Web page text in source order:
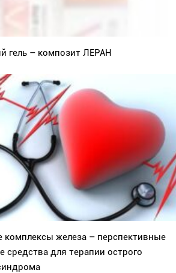
гель – композит ЛЕРАН
комплексы железа – перспективные
средства для терапии острого